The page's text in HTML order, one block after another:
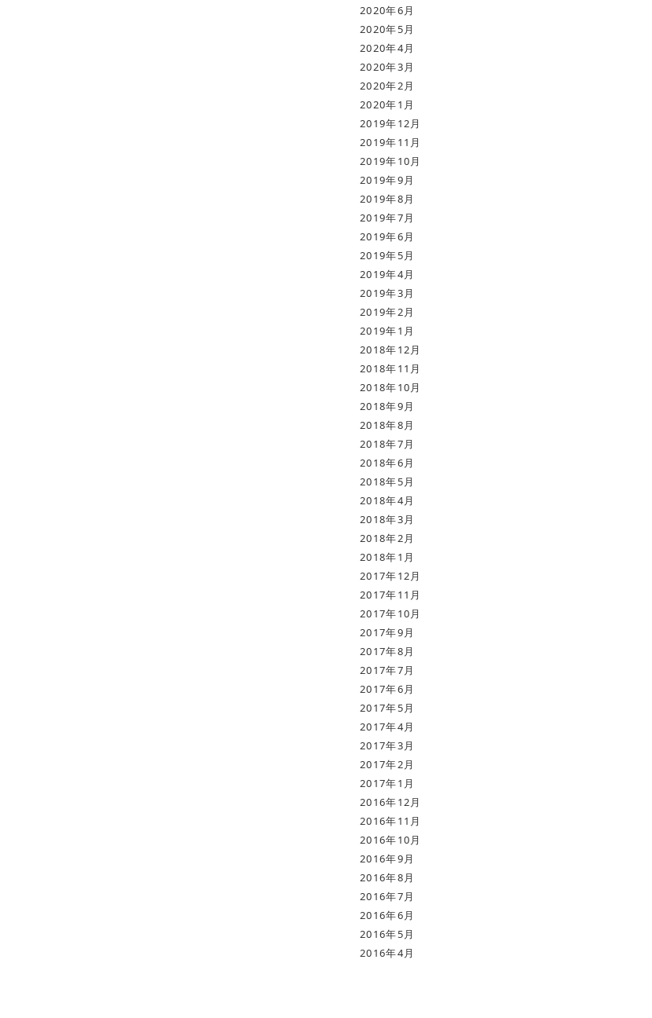
2020年6月
2020年5月
2020年4月
2020年3月
2020年2月
2020年1月
2019年12月
2019年11月
2019年10月
2019年9月
2019年8月
2019年7月
2019年6月
2019年5月
2019年4月
2019年3月
2019年2月
2019年1月
2018年12月
2018年11月
2018年10月
2018年9月
2018年8月
2018年7月
2018年6月
2018年5月
2018年4月
2018年3月
2018年2月
2018年1月
2017年12月
2017年11月
2017年10月
2017年9月
2017年8月
2017年7月
2017年6月
2017年5月
2017年4月
2017年3月
2017年2月
2017年1月
2016年12月
2016年11月
2016年10月
2016年9月
2016年8月
2016年7月
2016年6月
2016年5月
2016年4月